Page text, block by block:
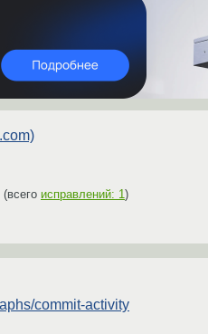
(всего исправлений: 1 )
commit-activity